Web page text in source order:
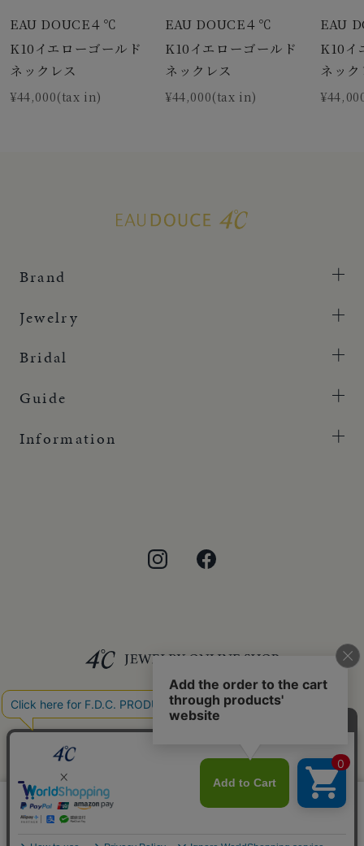
EAU DOUCE４℃
K10イエローゴールド
ネックレス
¥44,000(tax in)
EAU DOUCE４℃
K10イエローゴールド
ネックレス
¥44,000(tax in)
EAU
K10イ
ネッ
Brand
Jewelry
Bridal
Guide
Information
このサイトではサービス向上のためクッキー
を利用しています。